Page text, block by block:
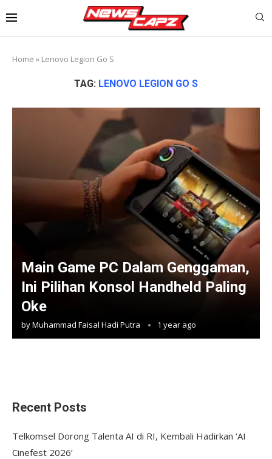
Home » Lenovo Legion Go S
TAG: LENOVO LEGION GO S
Main Game PC Dalam Genggaman,
Ini Pilihan Konsol Handheld Paling
Oke
byMuhammad Faisal Hadi Putra 1 year ago
Recent Posts
Telkomsel Dorong Talenta AI di RI, Kembali Hadirkan ‘AI
Cinefest 2026’